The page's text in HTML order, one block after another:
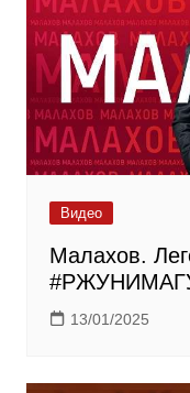
Видео
Малахов.
13/01/2025